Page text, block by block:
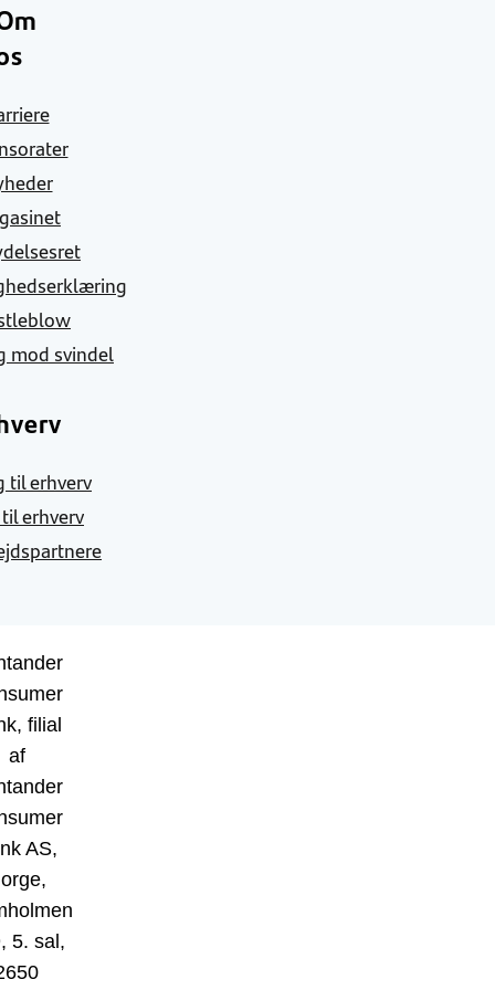
mod svindel
til erhverv
erhverv
filial
af
AS,
5. sal,